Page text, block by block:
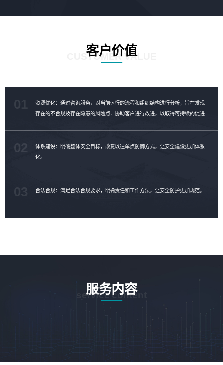
客户价值
CUSTOMER VALUE
资源优化：通过咨询服务，对当前运行的流程和组织结构进行分析，旨在发现
存在的不合规及存在隐患的风险点，协助客户进行改进，以取得可持续的促进
体系建设：明确整体安全目标，改变以往单点防御方式，让安全建设更加体系
化。
02
合法合规：满足合法合规要求，明确责任和工作方法，让安全防护更加规范。
03
服务内容
service content